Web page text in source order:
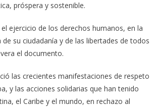
próspera y sostenible.
ejercicio de los derechos humanos, en la
su ciudadanía y de las libertades de todos
el documento.
las crecientes manifestaciones de respeto
y las acciones solidarias que han tenido
el Caribe y el mundo, en rechazo al